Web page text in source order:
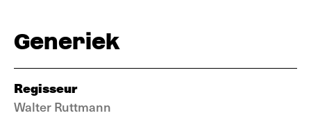
Generiek
Regisseur
Walter Ruttmann